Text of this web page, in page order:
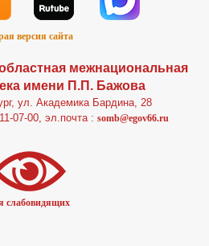
версия сайта
межнациональная
имени П.П. Бажова
ул. Академика Бардина, 28
07-00, эл.почта : somb@egov66.ru
слабовидящих